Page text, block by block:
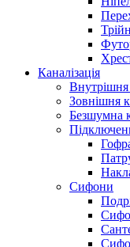
Каналізація
Внутрішня
Зовнішня
Безшумна
Сифони